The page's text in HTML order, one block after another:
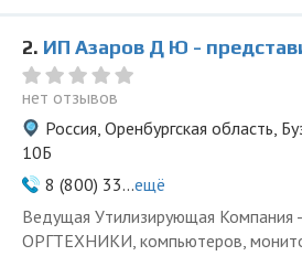
2. ИП Азаров Д Ю - представитель ООО
нет отзывов
Россия, Оренбургская область,
10Б
8 (800) 33...ещё
Ведущая Утилизирующая
ОРГТЕХНИКИ, компьютеров,